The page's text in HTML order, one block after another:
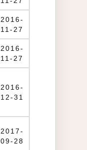
2016-
11-27
2016-
11-27
2016-
12-31
2017-
09-28